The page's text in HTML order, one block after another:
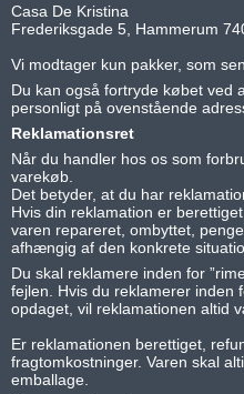
Casa De Kristina
Frederiksgade 5, Hammerum
Vi modtager kun pakker, som
Du kan også fortryde købet ved
personligt på ovenstående
Reklamationsret
Når du handler hos os som
varekøb.
Det betyder, at du har
Hvis din reklamation er
varen repareret, ombyttet,
afhængig af den konkrete
Du skal reklamere inden for
fejlen. Hvis du reklamerer inden
opdaget, vil reklamationen altid
Er reklamationen berettiget,
fragtomkostninger. Varen skal
emballage.